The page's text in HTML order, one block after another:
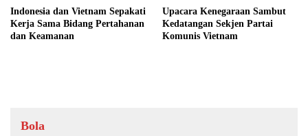
Indonesia dan Vietnam Sepakati
Kerja Sama Bidang Pertahanan
dan Keamanan
Upacara Kenegaraan Sambut
Kedatangan Sekjen Partai
Komunis Vietnam
Bola